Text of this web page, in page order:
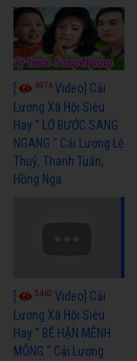
6976Video] Cải
Lương Xã Hội Siêu
Hay " LỠ BƯỚC SANG
NGANG " Cải Lương Lệ
Thuỷ, Thanh Tuấn,
Hồng Nga
5462 Video] Cải
Lương Xã Hội Siêu
Hay " BỂ HẬN MÊNH
MÔNG " Cải Lương